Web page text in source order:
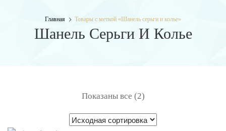
Главная Товары с меткой «Шанель серьги и колье»
Шанель Серьги И Колье
Показаны все (2)